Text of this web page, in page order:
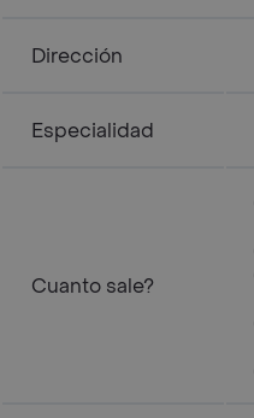
Dirección
Especialidad
Cuanto sale?